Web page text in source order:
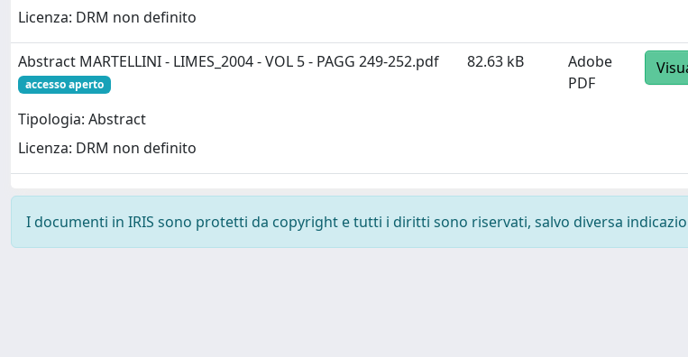
Licenza: DRM non definito
Abstract MARTELLINI - LIMES_2004 - VOL 5 - PAGG 249-252.pdf
accesso aperto
Tipologia: Abstract
Licenza: DRM non definito
82.63 kB
Adobe
PDF
I documenti in IRIS sono protetti da copyright e tutti i diritti sono riservati, salvo diversa